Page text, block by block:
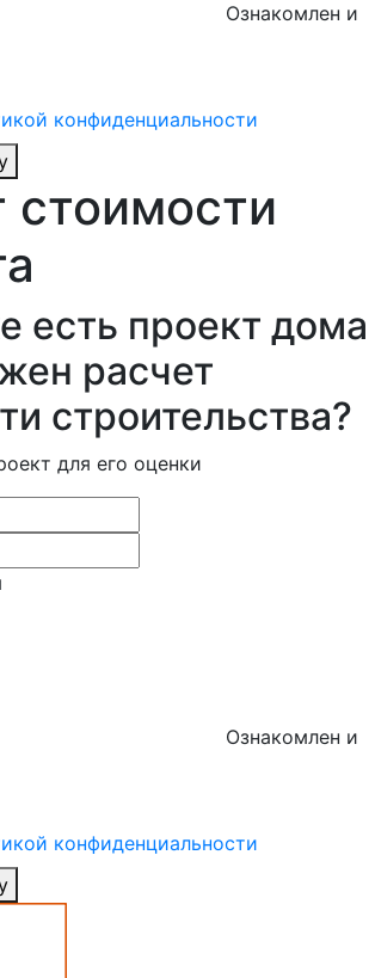
Ознакомлен и
конфиденциальности
стоимости
есть проект дома
расчет
строительства?
для его оценки
Ознакомлен и
конфиденциальности